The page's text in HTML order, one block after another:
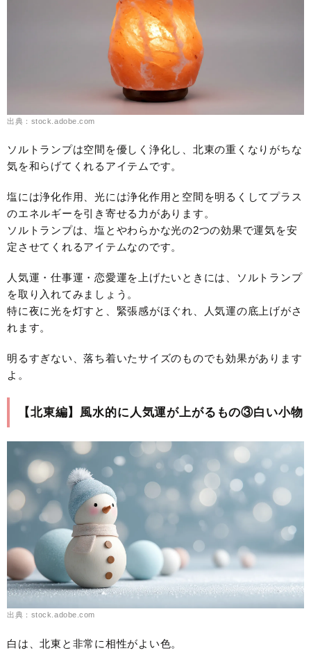
出典：stock.adobe.com
ソルトランプは空間を優しく浄化し、北東の重くなりがちな
気を和らげてくれるアイテムです。
塩には浄化作用、光には浄化作用と空間を明るくしてプラス
のエネルギーを引き寄せる力があります。
ソルトランプは、塩とやわらかな光の2つの効果で運気を安
定させてくれるアイテムなのです。
人気運・仕事運・恋愛運を上げたいときには、ソルトランプ
を取り入れてみましょう。
特に夜に光を灯すと、緊張感がほぐれ、人気運の底上げがさ
れます。
明るすぎない、落ち着いたサイズのものでも効果があります
よ。
【北東編】風水的に人気運が上がるもの③白い小物
出典：stock.adobe.com
白は、北東と非常に相性がよい色。